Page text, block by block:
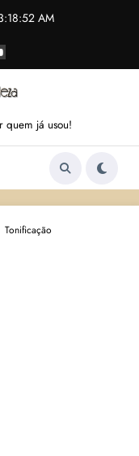
AM
quem já usou!
Tonificação